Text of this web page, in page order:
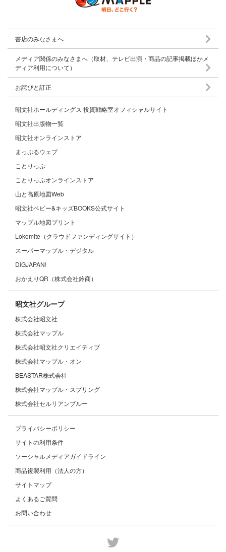
書店のみなさまへ
メディア関係のみなさまへ（取材、テレビ出演・商品の記事掲載ほかメ
ディア利用について）
お詫びと訂正
昭文社ホールディングス 投資戦略室オフィシャルサイト
昭文社出版物一覧
昭文社オンラインストア
まっぷるウェブ
ことりっぷ
ことりっぷオンラインストア
山と高原地図Web
昭文社ベビー&キッズBOOKS公式サイト
マップル地図プリント
Lokomite（クラウドファンディングサイト）
スーパーマップル・デジタル
DiGJAPAN!
おかえりQR（株式会社鈴商）
昭文社グループ
株式会社昭文社
株式会社マップル
株式会社昭文社クリエイティブ
株式会社マップル・オン
BEASTAR株式会社
株式会社マップル・スプリング
株式会社セルリアンブルー
プライバシーポリシー
サイトの利用条件
ソーシャルメディアガイドライン
商品複製利用（法人の方）
サイトマップ
よくあるご質問
お問い合わせ